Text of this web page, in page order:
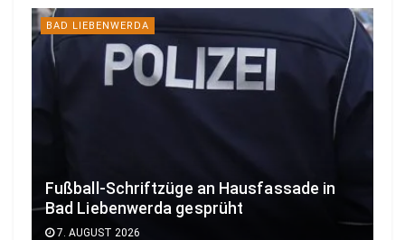
BAD LIEBENWERDA
Fußball-Schriftzüge an Hausfassade in
Bad Liebenwerda gesprüht
7. AUGUST 2026